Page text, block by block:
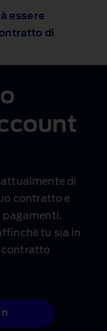
essere
di
di
contratto e
pagamenti.
tu sia in
contratto